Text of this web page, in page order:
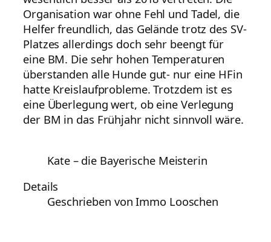
Organisation war ohne Fehl und Tadel, die
Helfer freundlich, das Gelände trotz des SV-
Platzes allerdings doch sehr beengt für
eine BM. Die sehr hohen Temperaturen
überstanden alle Hunde gut- nur eine HFin
hatte Kreislaufprobleme. Trotzdem ist es
eine Überlegung wert, ob eine Verlegung
der BM in das Frühjahr nicht sinnvoll wäre.
Kate – die Bayerische Meisterin
Details
Geschrieben von Immo Looschen